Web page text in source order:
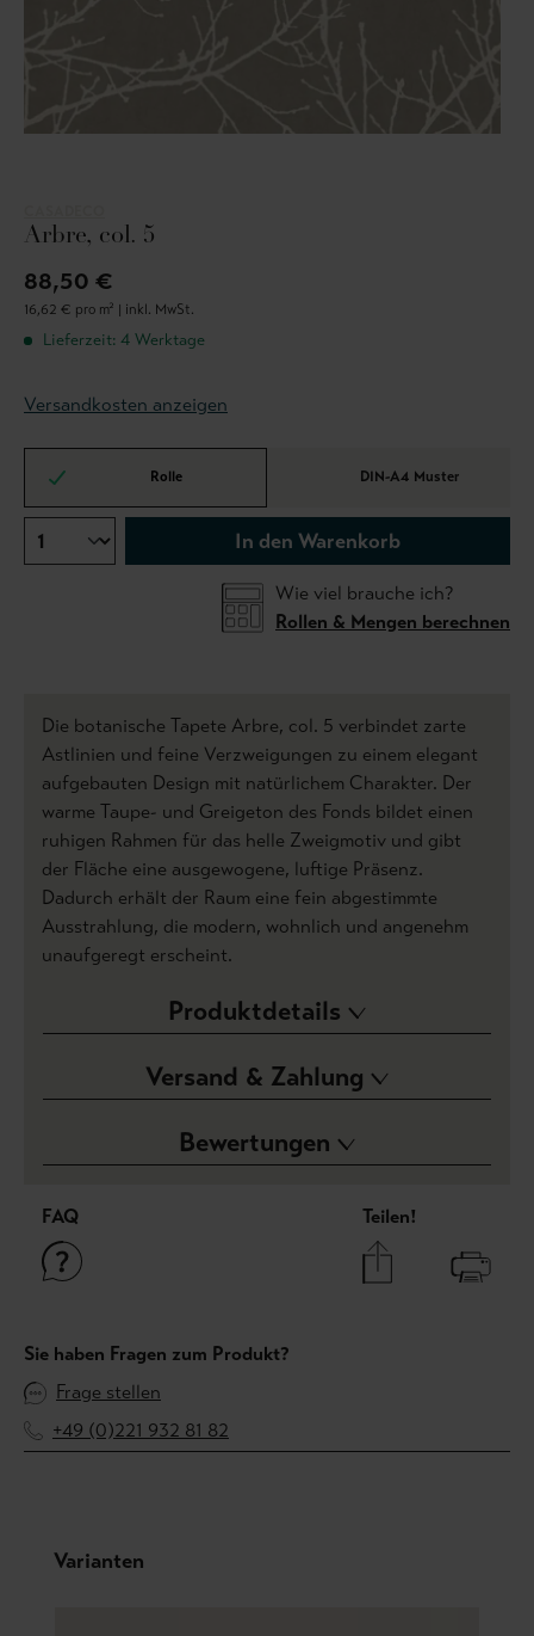
Arbre, col. 5
88,50 €
16,62 € pro m² | inkl. MwSt.
Lieferzeit: 4 Werktage
Versandkosten anzeigen
Rolle DIN-A4 Muster
In den Warenkorb
Wie viel brauche ich?
Rollen & Mengen berechnen
Die botanische Tapete Arbre, col. 5 verbindet zarte
Astlinien und feine Verzweigungen zu einem elegant
aufgebauten Design mit natürlichem Charakter. Der
warme Taupe- und Greigeton des Fonds bildet einen
ruhigen Rahmen für das helle Zweigmotiv und gibt
der Fläche eine ausgewogene, luftige Präsenz.
Dadurch erhält der Raum eine fein abgestimmte
Ausstrahlung, die modern, wohnlich und angenehm
unaufgeregt erscheint.
Produktdetails
Versand & Zahlung
Bewertungen
FAQ Teilen!
Sie haben Fragen zum Produkt?
Frage stellen
+49 (0)221 932 81 82
Produktgalerie überspringen
Varianten